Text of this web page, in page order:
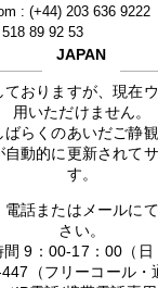
: (+44) 203 636 9222
89 92 53
JAPAN
ておりますが、現在
用いただけません。
らくのあいだご静
自動的に更新されて
す。
電話またはメールに
さい。
9：00-17：00（日
（フリーコール・